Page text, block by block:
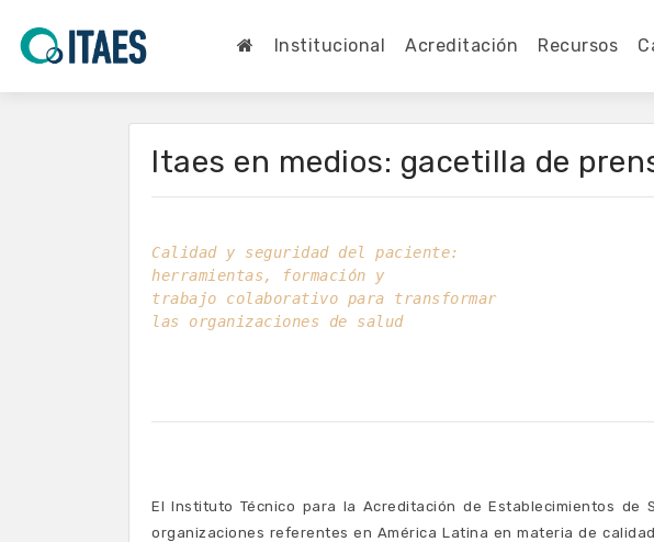
Institucional Acreditación Recursos
Itaes en medios: gacetilla de
Calidad y seguridad del paciente:
herramientas, formación y
trabajo colaborativo para transformar
las organizaciones de salud
El Instituto Técnico para la Acreditación de Establecimientos
organizaciones referentes en América Latina en materia de